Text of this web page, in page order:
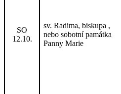
SO
12.10.
sv. Radima, biskupa ,
nebo sobotní památka
Panny Marie